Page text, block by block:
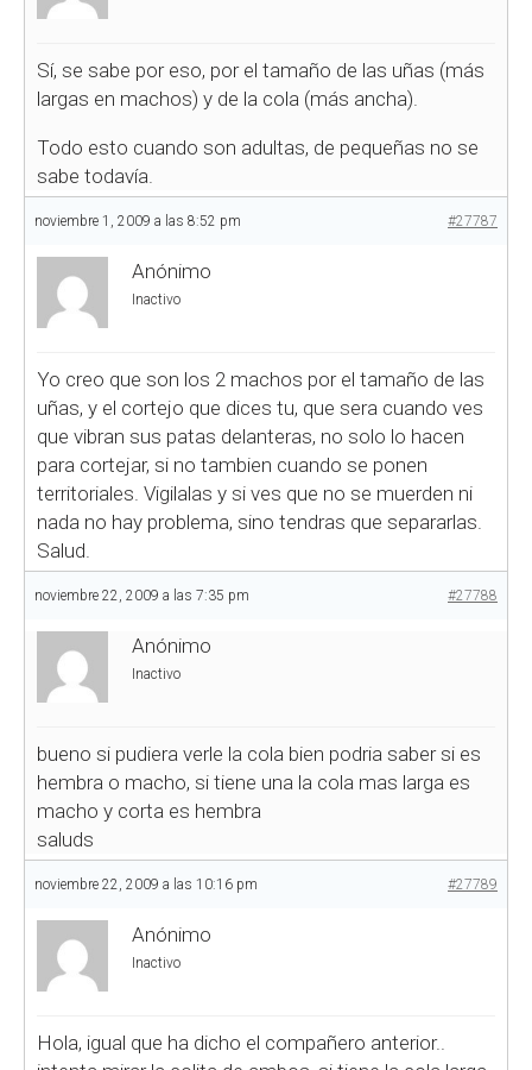
Sí, se sabe por eso, por el tamaño de las uñas (más
largas en machos) y de la cola (más ancha).
Todo esto cuando son adultas, de pequeñas no se
sabe todavía.
noviembre 1, 2009 a las 8:52 pm #27787
Anónimo
Inactivo
Yo creo que son los 2 machos por el tamaño de las
uñas, y el cortejo que dices tu, que sera cuando ves
que vibran sus patas delanteras, no solo lo hacen
para cortejar, si no tambien cuando se ponen
territoriales. Vigilalas y si ves que no se muerden ni
nada no hay problema, sino tendras que separarlas.
Salud.
noviembre 22, 2009 a las 7:35 pm #27788
Anónimo
Inactivo
bueno si pudiera verle la cola bien podria saber si es
hembra o macho, si tiene una la cola mas larga es
macho y corta es hembra
saluds
noviembre 22, 2009 a las 10:16 pm #27789
Anónimo
Inactivo
Hola, igual que ha dicho el compañero anterior..